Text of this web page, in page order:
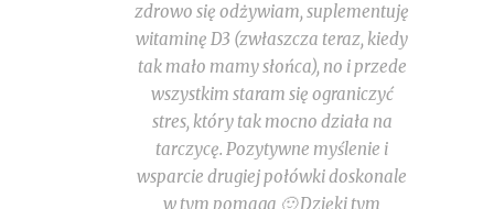
zdrowo się odżywiam, suplementuję
witaminę D3 (zwłaszcza teraz, kiedy
tak mało mamy słońca), no i przede
wszystkim staram się ograniczyć
stres, który tak mocno działa na
tarczycę. Pozytywne myślenie i
wsparcie drugiej połówki doskonale
w tym pomaga 🙂 Dzięki tym